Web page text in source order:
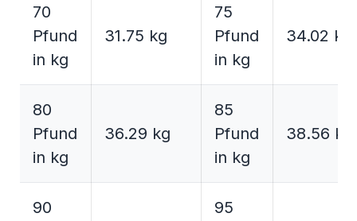
70
Pfund
in kg
31.75 kg
75
Pfund
in kg
34.02 kg
80
Pfund
in kg
36.29 kg
85
Pfund
in kg
38.56 kg
90
95